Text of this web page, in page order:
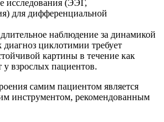
исследования (ЭЭГ,
для дифференциальной
наблюдение за динамикой
диагноз циклотимии требует
картины в течение как
взрослых пациентов.
самим пациентом является
инструментом, рекомендованным